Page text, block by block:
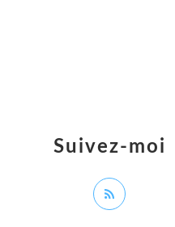
Suivez-moi